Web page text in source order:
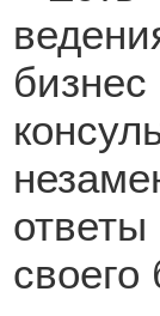
своего